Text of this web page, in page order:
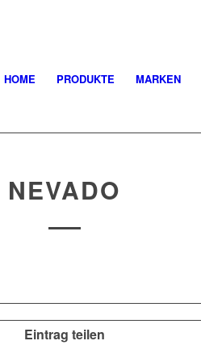
HOME PRODUKTE MARKEN
NEVADO
Eintrag teilen